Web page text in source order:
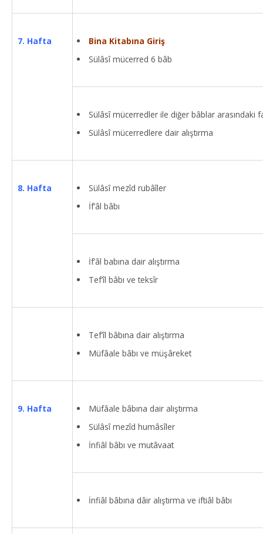
7. Hafta
Bina Kitabına Giriş
Sülâsî mücerred 6 bâb
Sülâsî mücerredler ile diğer bâblar arasındaki
Sülâsî mücerredlere dair alıştırma
8. Hafta
Sülâsî mezîd rubâîler
İf’âl bâbı
İf’âl babına dair alıştırma
Tef’îl bâbı ve teksîr
Tef’îl bâbına dair alıştırma
Müfâale bâbı ve müşâreket
9. Hafta
Müfâale bâbına dair alıştırma
Sülâsî mezîd humâsîler
İnfiâl bâbı ve mutâvaat
İnfiâl bâbına dâir alıştırma ve iftiâl bâbı